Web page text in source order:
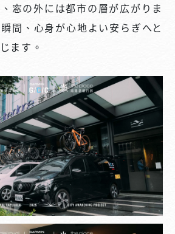
窓の外には都市の層が広がりま
間、心身が心地よい安らぎへと
ます。